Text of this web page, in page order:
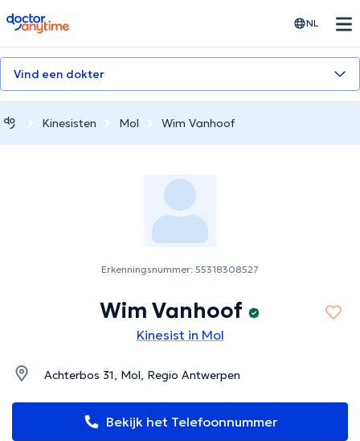
doctoranytime NL
Vind een dokter
Kinesisten Mol Wim Vanhoof
Erkenningsnummer: 55318308527
Wim Vanhoof
Kinesist in Mol
Achterbos 31, Mol, Regio Antwerpen
Bekijk het Telefoonnummer